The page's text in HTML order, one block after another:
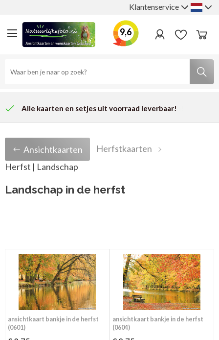
Klantenservice
9,6
Alle kaarten en setjes uit voorraad leverbaar!
Je bestelling wordt binnen 2 werkdagen verstuurd.
Klanten geven onsgemiddeld een 9.8op Kiyoh!
Ansichtkaarten
Herfstkaarten
Herfst | Landschap
Landschap in de herfst
ansichtkaart bankje in de herfst
(0601)
ansichtkaart bankje in de herfst
(0604)